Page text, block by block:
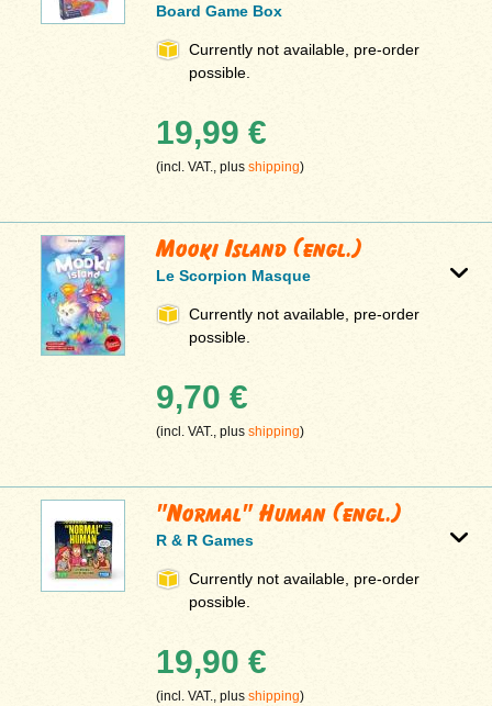
Board Game Box
Currently not available, pre-order
possible.
19,99 €
(incl. VAT., plusshipping)
Mooki Island (engl.)
Le Scorpion Masque
Currently not available, pre-order
possible.
9,70 €
(incl. VAT., plusshipping)
"Normal" Human (engl.)
R & R Games
Currently not available, pre-order
possible.
19,90 €
(incl. VAT., plusshipping)